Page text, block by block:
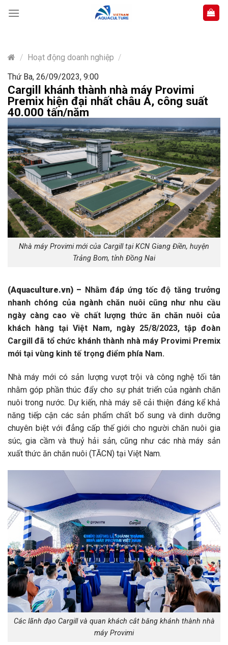
content
/ Hoạt động doanh nghiệp /
Thứ Ba, 26/09/2023, 9:00
Cargill khánh thành nhà máy Provimi
Premix hiện đại nhất châu Á, công suất
40.000 tấn/năm
Nhà máy Provimi mới của Cargill tại KCN Giang Điền, huyện
Trảng Bom, tỉnh Đồng Nai
(Aquaculture.vn) – Nhằm đáp ứng tốc độ tăng trưởng
nhanh chóng của ngành chăn nuôi cũng như nhu cầu
ngày càng cao về chất lượng thức ăn chăn nuôi của
khách hàng tại Việt Nam, ngày 25/8/2023, tập đoàn
Cargill đã tổ chức khánh thành nhà máy Provimi Premix
mới tại vùng kinh tế trọng điểm phía Nam.
Nhà máy mới có sản lượng vượt trội và công nghệ tối tân
nhằm góp phần thúc đẩy cho sự phát triển của ngành chăn
nuôi trong nước. Dự kiến, nhà máy sẽ cải thiện đáng kể khả
năng tiếp cận các sản phẩm chất bổ sung và dinh dưỡng
chuyên biệt với đẳng cấp thế giới cho người chăn nuôi gia
súc, gia cầm và thuỷ hải sản, cũng như các nhà máy sản
xuất thức ăn chăn nuôi (TĂCN) tại Việt Nam.
Các lãnh đạo Cargill và quan khách cắt băng khánh thành nhà
máy Provimi